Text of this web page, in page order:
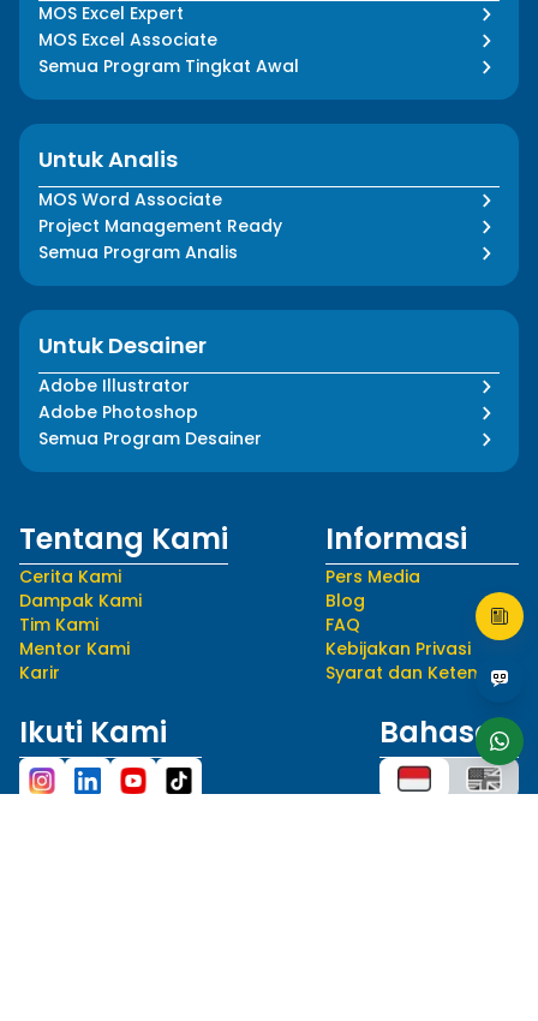
MOS Excel Expert
MOS Excel Associate
Semua Program Tingkat Awal
Untuk Analis
MOS Word Associate
Project Management Ready
Semua Program Analis
Untuk Desainer
Adobe Illustrator
Adobe Photoshop
Semua Program Desainer
Tentang Kami
Cerita Kami
Dampak Kami
Tim Kami
Mentor Kami
Karir
Informasi
Pers Media
Blog
FAQ
Kebijakan Privasi
Syarat dan Ketentuan
Ikuti Kami Bahasa